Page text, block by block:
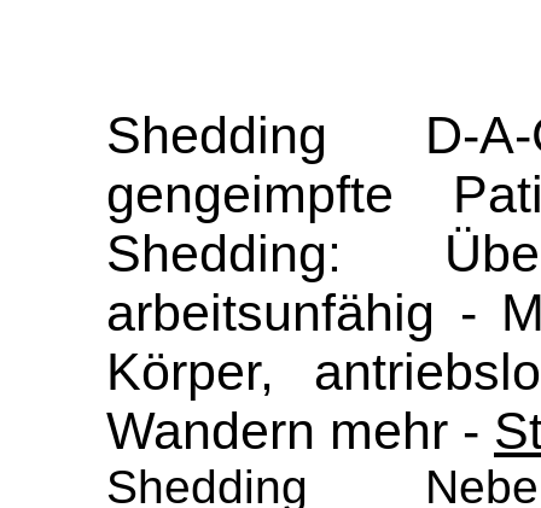
Shedding D-
gengeimpfte
Shedding:
arbeitsunfähig -
Körper,
Wandern mehr -
Shedding